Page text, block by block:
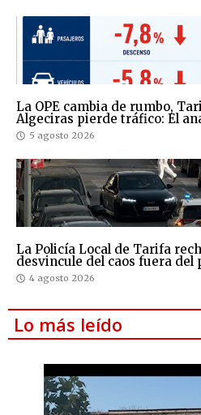
La OPE cambia de rumbo,
Algeciras pierde tráfico: El
5 agosto 2026
La Policía Local de Tarifa
desvincule del caos fuera del
4 agosto 2026
Lo más leído